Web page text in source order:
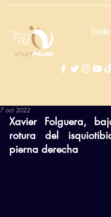
CLUB
7 oct 2022
Xavier Folguera,
rotura del
pierna derecha